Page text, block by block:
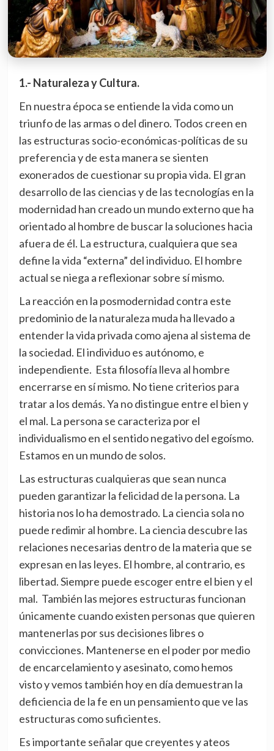
1.- Naturaleza y Cultura.
En nuestra época se entiende la vida como un
triunfo de las armas o del dinero. Todos creen en
las estructuras socio-económicas-políticas de su
preferencia y de esta manera se sienten
exonerados de cuestionar su propia vida. El gran
desarrollo de las ciencias y de las tecnologías en la
modernidad han creado un mundo externo que ha
orientado al hombre de buscar la soluciones hacia
afuera de él. La estructura, cualquiera que sea
define la vida “externa” del individuo. El hombre
actual se niega a reflexionar sobre sí mismo.
La reacción en la posmodernidad contra este
predominio de la naturaleza muda ha llevado a
entender la vida privada como ajena al sistema de
la sociedad. El individuo es autónomo, e
independiente. Esta filosofía lleva al hombre
encerrarse en sí mismo. No tiene criterios para
tratar a los demás. Ya no distingue entre el bien y
el mal. La persona se caracteriza por el
individualismo en el sentido negativo del egoísmo.
Estamos en un mundo de solos.
Las estructuras cualquieras que sean nunca
pueden garantizar la felicidad de la persona. La
historia nos lo ha demostrado. La ciencia sola no
puede redimir al hombre. La ciencia descubre las
relaciones necesarias dentro de la materia que se
expresan en las leyes. El hombre, al contrario, es
libertad. Siempre puede escoger entre el bien y el
mal. También las mejores estructuras funcionan
únicamente cuando existen personas que quieren
mantenerlas por sus decisiones libres o
convicciones. Mantenerse en el poder por medio
de encarcelamiento y asesinato, como hemos
visto y vemos también hoy en día demuestran la
deficiencia de la fe en un pensamiento que ve las
estructuras como suficientes.
Es importante señalar que creyentes y ateos